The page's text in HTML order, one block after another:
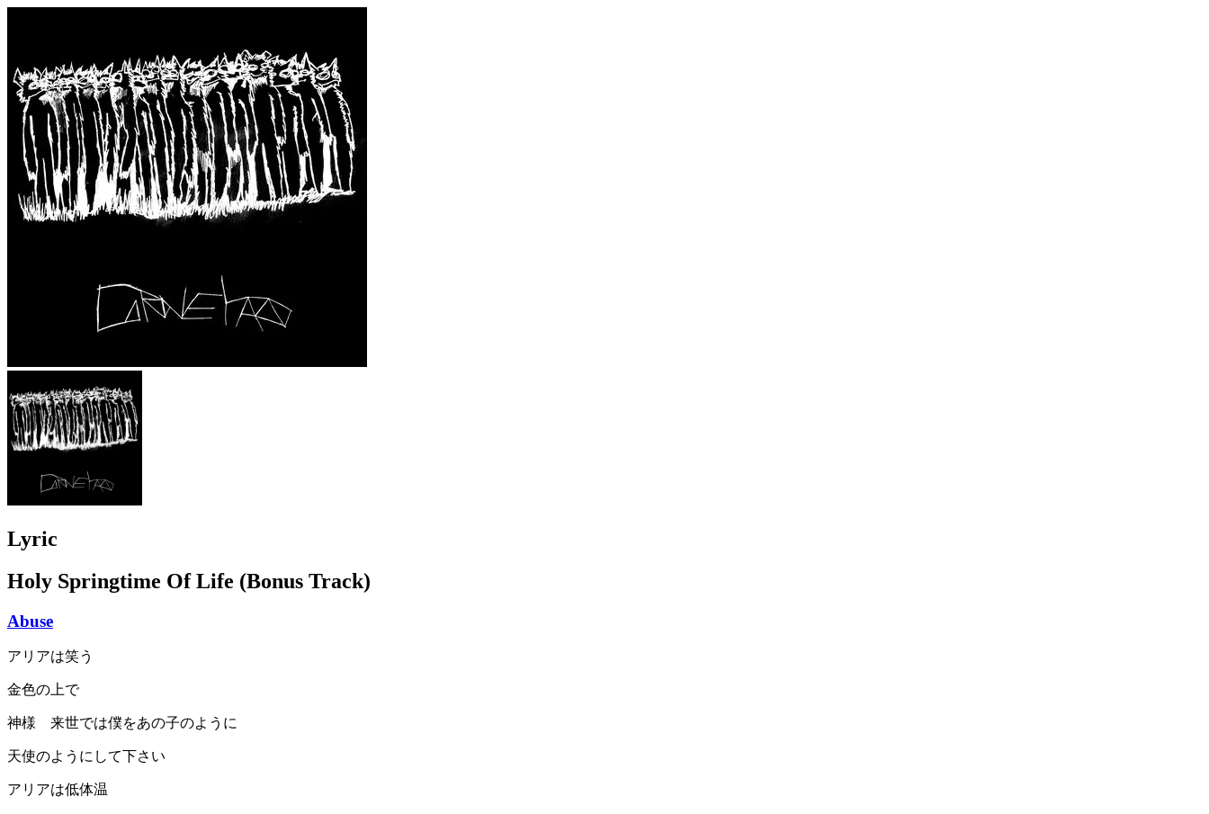
Lyric
Holy Springtime Of Life (Bonus Track)
Abuse
アリアは笑う
金色の上で
神様 来世では僕をあの子のように
天使のようにして下さい
アリアは低体温